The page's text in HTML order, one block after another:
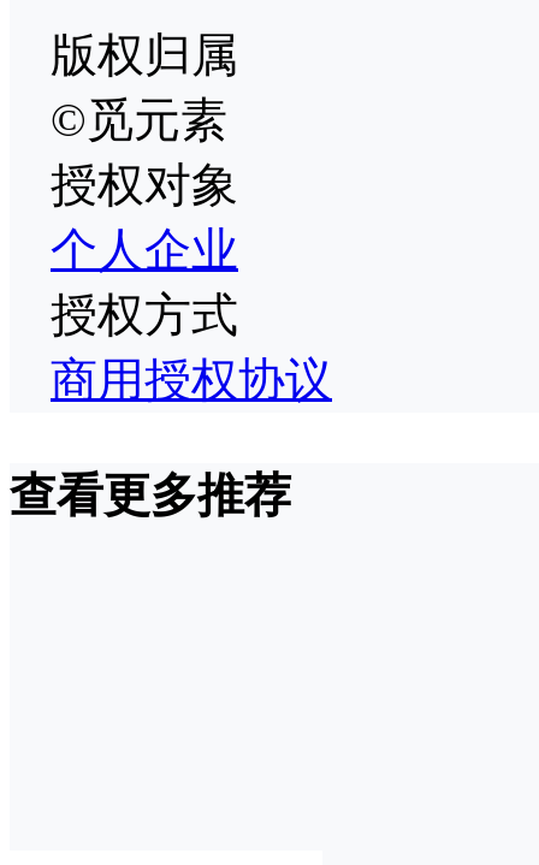
版权归属
©觅元素
授权对象
个人企业
授权方式
商用授权协议
查看更多推荐